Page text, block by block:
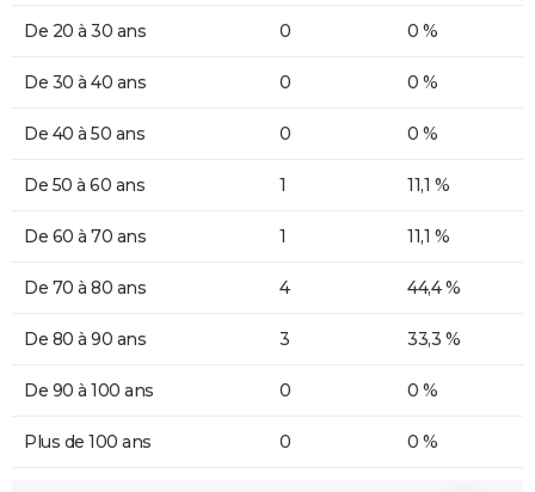
De 20 à 30 ans 0 0 %
De 30 à 40 ans 0 0 %
De 40 à 50 ans 0 0 %
De 50 à 60 ans 1 11,1 %
De 60 à 70 ans 1 11,1 %
De 70 à 80 ans 4 44,4 %
De 80 à 90 ans 3 33,3 %
De 90 à 100 ans 0 0 %
Plus de 100 ans 0 0 %